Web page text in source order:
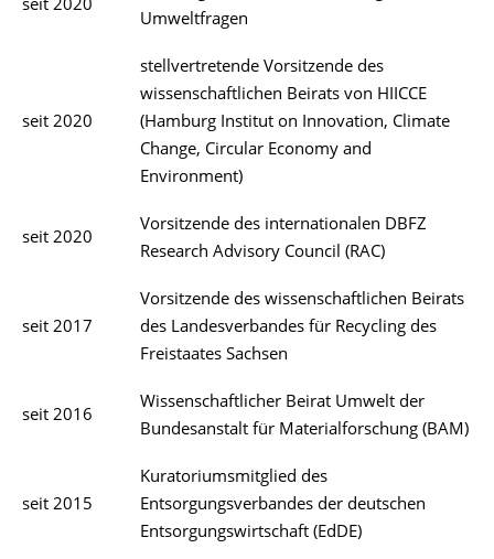
seit 2020
Umweltfragen
seit 2020
stellvertretende Vorsitzende des
wissenschaftlichen Beirats von HIICCE
(Hamburg Institut on Innovation, Climate
Change, Circular Economy and
Environment)
seit 2020
Vorsitzende des internationalen DBFZ
Research Advisory Council (RAC)
seit 2017
Vorsitzende des wissenschaftlichen Beirats
des Landesverbandes für Recycling des
Freistaates Sachsen
seit 2016
Wissenschaftlicher Beirat Umwelt der
Bundesanstalt für Materialforschung (BAM)
seit 2015
Kuratoriumsmitglied des
Entsorgungsverbandes der deutschen
Entsorgungswirtschaft (EdDE)